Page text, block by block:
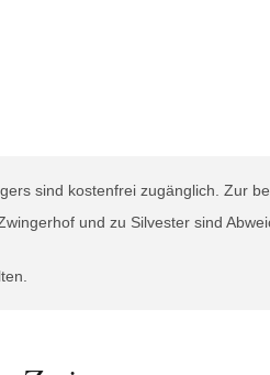
sind kostenfrei zugänglich. Zur
und zu Silvester sind